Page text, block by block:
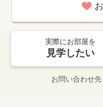
実際にお部屋を
見学したい
お問い合わせ先